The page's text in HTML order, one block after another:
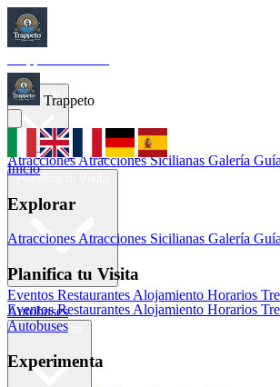
Inicio
AtraccionesAtracciones Sicilianas Galería
Eventos Restaurantes Alojamiento Horarios
Autobuses
Trappeto
Inicio
Explorar
AtraccionesAtracciones Sicilianas Galería
Planifica tu Visita
Eventos Restaurantes Alojamiento Horarios
Autobuses
Experimenta